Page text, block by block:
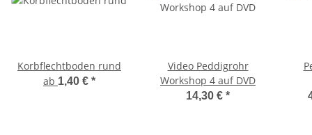
Korbflechtboden rund
ab 1,40 € *
Video Peddigrohr
Workshop 4 auf DVD
14,30 € *